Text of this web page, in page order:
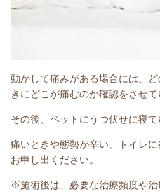
動かして痛みがある場合には、
きにどこが痛むのか確認をさせて
その後、ベットにうつ伏せに寝て
痛いときや態勢が辛い、トイレ
お申し出ください。
※施術後は、必要な治療頻度や